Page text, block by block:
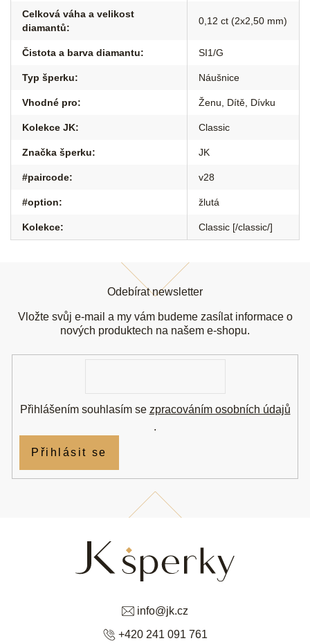
Celková váha a velikost
diamantů:
0,12 ct (2x2,50 mm)
Čistota a barva diamantu: SI1/G
Typ šperku: Náušnice
Vhodné pro: Ženu Dítě Dívku
Kolekce JK: Classic
Značka šperku: JK
#paircode: v28
#option: žlutá
Kolekce: Classic [/classic/]
info@jk.cz
+420 241 091 761
Odebírat newsletter
Vložte svůj e-mail a my vám budeme zasílat informace o
nových produktech na našem e-shopu.
Přihlášením souhlasím se zpracováním osobních údajů
.
Přihlásit se